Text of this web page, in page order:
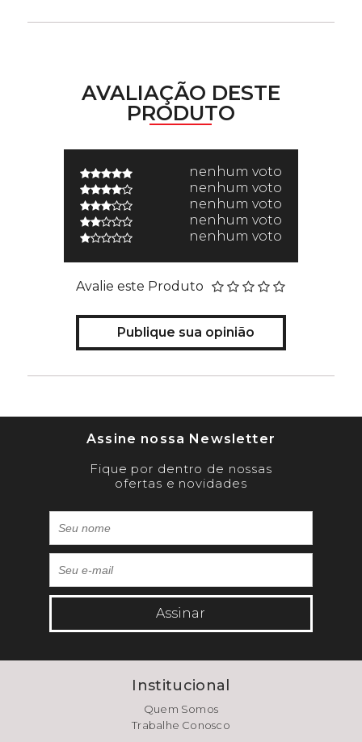
AVALIAÇÃO DESTE
PRODUTO
nenhum voto
nenhum voto
nenhum voto
nenhum voto
nenhum voto
Avalie este Produto
Publique sua opinião
Assine nossa Newsletter
Fique por dentro de nossas
ofertas e novidades
Assinar
Institucional
Quem Somos
Trabalhe Conosco